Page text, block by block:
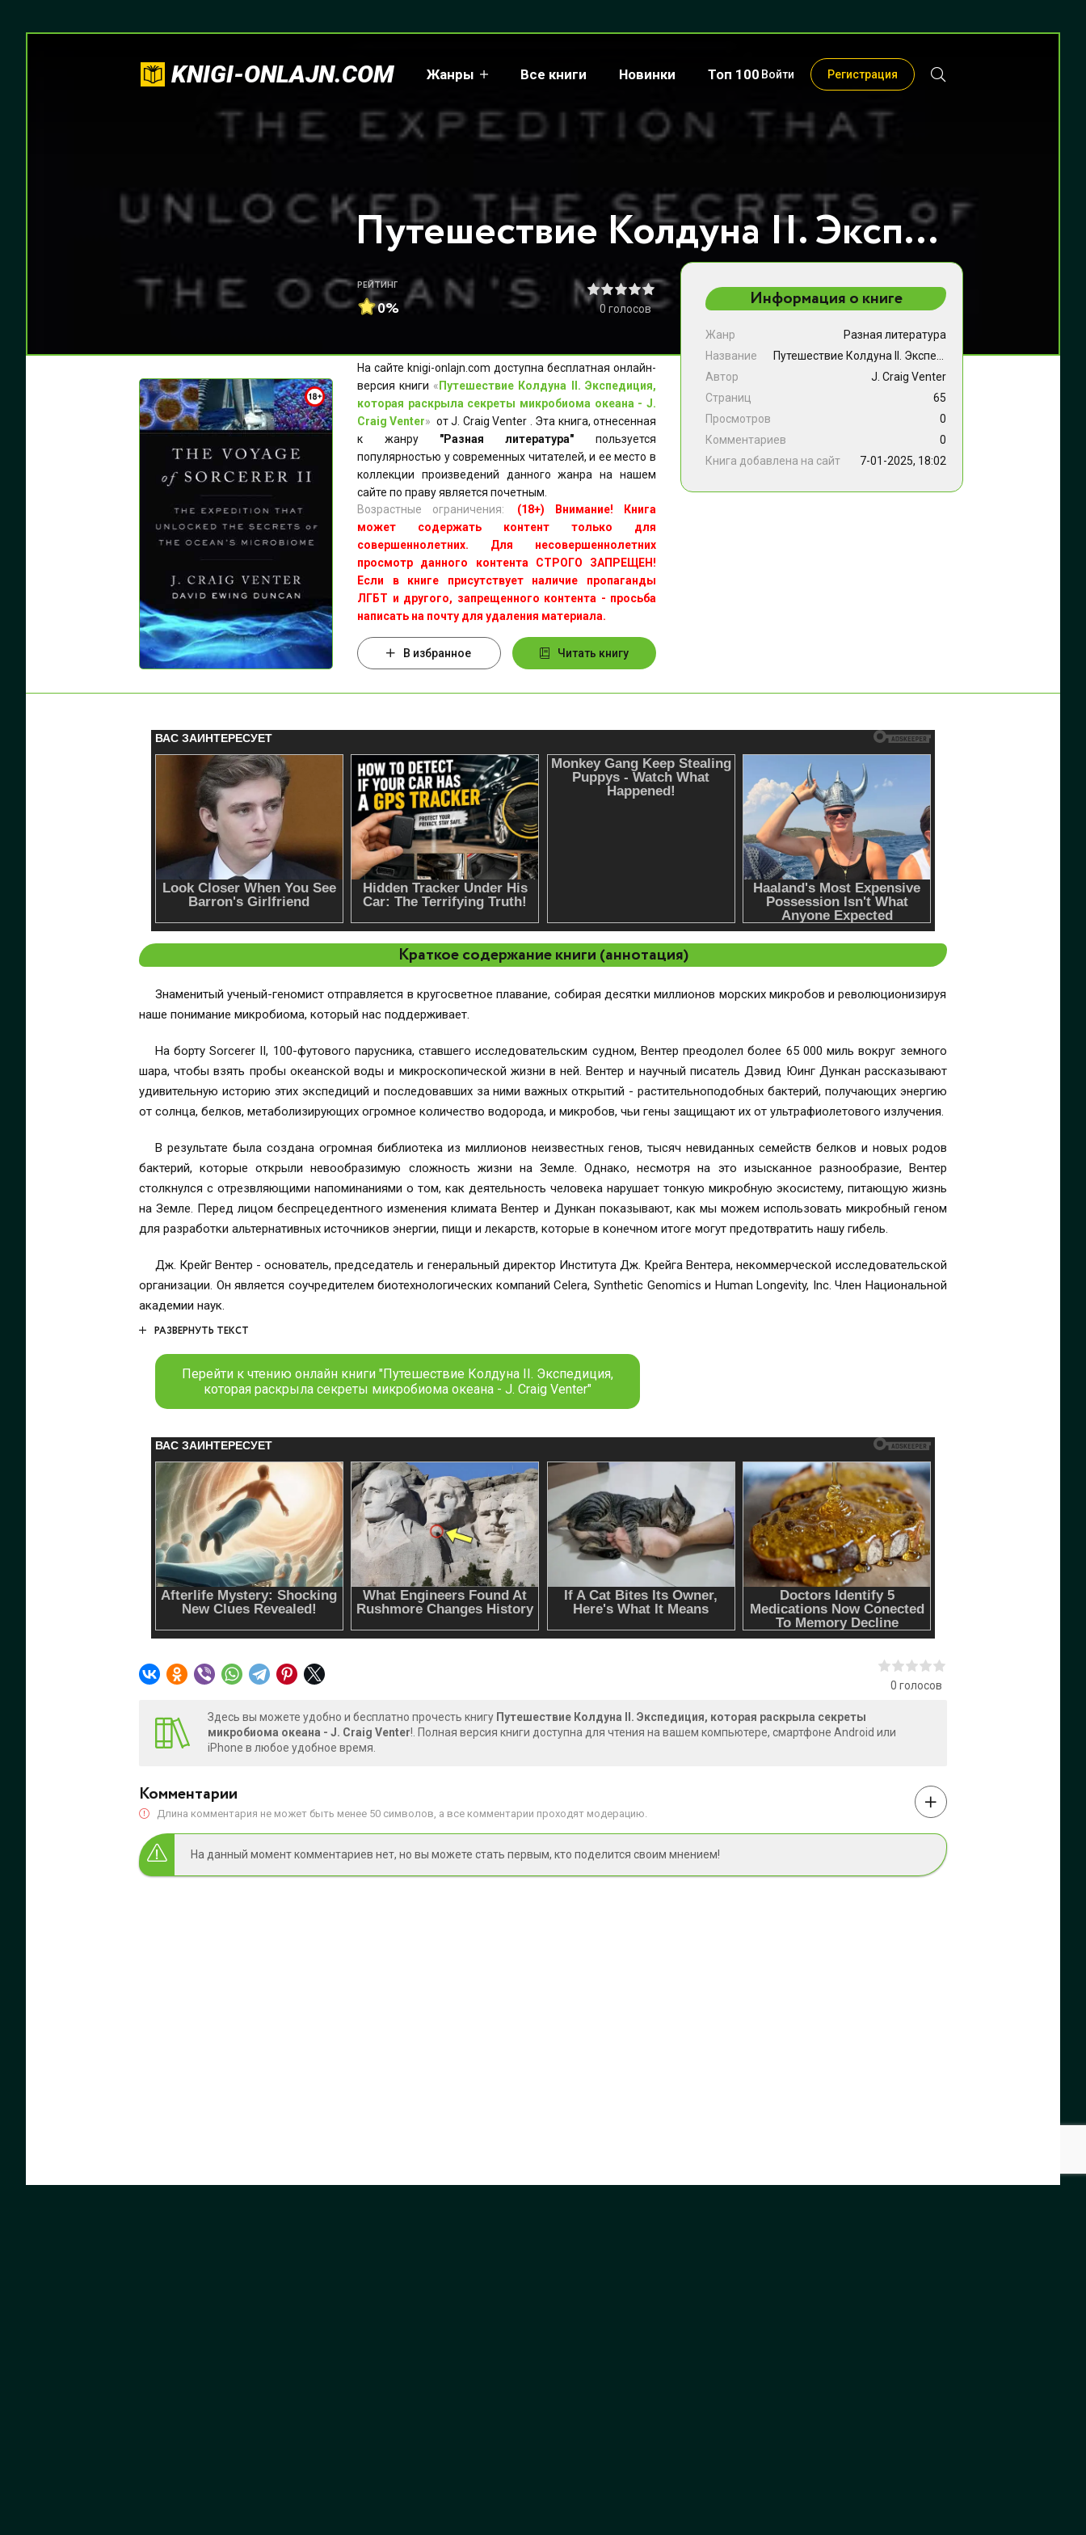
KNIGI-ONLAJN.COM Жанры Все книги Новинки Топ 100 Войти Регистрация
Путешествие Колдуна II. Экспедиция, которая раскрыла секреты микробиома океана - J. Craig Venter
РЕЙТИНГ
0% 0 голосов
На сайте knigi-onlajn.com доступна бесплатная онлайн-
версия книги « Путешествие Колдуна II. Экспедиция,
которая раскрыла секреты микробиома океана - J.
Craig Venter» от J. Craig Venter . Эта книга, отнесенная
к жанру "Разная литература" пользуется
популярностью у современных читателей, и ее место в
коллекции произведений данного жанра на нашем
сайте по праву является почетным.
Возрастные ограничения:
(18+) Внимание! Книга
может содержать контент только для
совершеннолетних. Для несовершеннолетних
просмотр данного контента СТРОГО ЗАПРЕЩЕН!
Если в книге присутствует наличие пропаганды
ЛГБТ и другого, запрещенного контента - просьба
написать на почту для удаления материала.
В избранное Читать книгу
Информация о книге
Жанр
Разная литература
Название
Автор
J. Craig Venter
Страниц
65
Просмотров
0
Комментариев
0
Книга добавлена на сайт
7-01-2025, 18:02
Краткое содержание книги (аннотация)
Знаменитый ученый-геномист отправляется в кругосветное плавание, собирая десятки миллионов морских микробов и революционизируя
наше понимание микробиома, который нас поддерживает.
На борту Sorcerer II, 100-футового парусника, ставшего исследовательским судном, Вентер преодолел более 65 000 миль вокруг земного
шара, чтобы взять пробы океанской воды и микроскопической жизни в ней. Вентер и научный писатель Дэвид Юинг Дункан рассказывают
удивительную историю этих экспедиций и последовавших за ними важных открытий - растительноподобных бактерий, получающих энергию
от солнца, белков, метаболизирующих огромное количество водорода, и микробов, чьи гены защищают их от ультрафиолетового излучения.
В результате была создана огромная библиотека из миллионов неизвестных генов, тысяч невиданных семейств белков и новых родов
бактерий, которые открыли невообразимую сложность жизни на Земле. Однако, несмотря на это изысканное разнообразие, Вентер
столкнулся с отрезвляющими напоминаниями о том, как деятельность человека нарушает тонкую микробную экосистему, питающую жизнь
на Земле. Перед лицом беспрецедентного изменения климата Вентер и Дункан показывают, как мы можем использовать микробный геном
для разработки альтернативных источников энергии, пищи и лекарств, которые в конечном итоге могут предотвратить нашу гибель.
Дж. Крейг Вентер - основатель, председатель и генеральный директор Института Дж. Крейга Вентера, некоммерческой исследовательской
организации. Он является соучредителем биотехнологических компаний Celera, Synthetic Genomics и Human Longevity, Inc. Член Национальной
академии наук.
РАЗВЕРНУТЬ ТЕКСТ
Перейти к чтению онлайн книги "Путешествие Колдуна II. Экспедиция,
которая раскрыла секреты микробиома океана - J. Craig Venter"
0 голосов
Здесь вы можете удобно и бесплатно прочесть книгу Путешествие Колдуна II. Экспедиция, которая раскрыла секреты
микробиома океана - J. Craig Venter!. Полная версия книги доступна для чтения на вашем компьютере, смартфоне Android или
iPhone в любое удобное время.
Комментарии
Длина комментария не может быть менее 50 символов, а все комментарии проходят модерацию.
На данный момент комментариев нет, но вы можете стать первым, кто поделится своим мнением!